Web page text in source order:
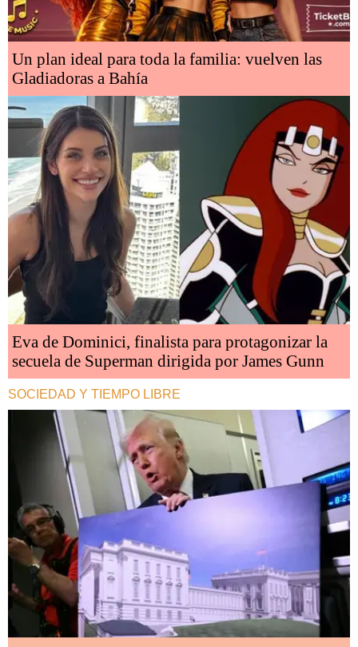
Un plan ideal para toda la familia: vuelven las
Gladiadoras a Bahía
Eva de Dominici, finalista para protagonizar la
secuela de Superman dirigida por James Gunn
SOCIEDAD Y TIEMPO LIBRE